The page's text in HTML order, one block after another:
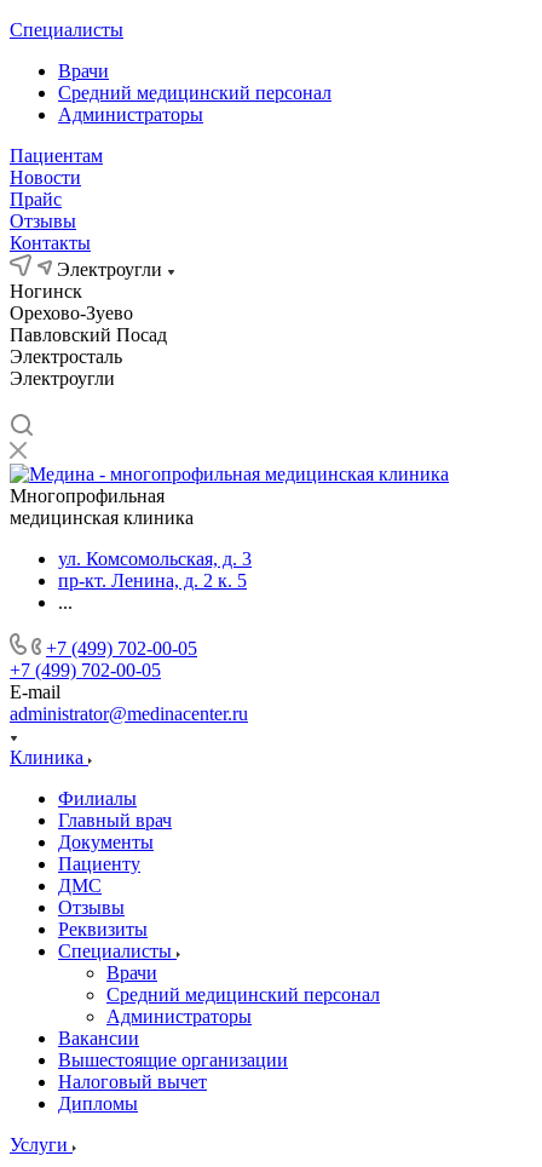
Специалисты
Врачи
Средний медицинский персонал
Администраторы
Пациентам
Новости
Прайс
Отзывы
Контакты
Электроугли
Ногинск
Орехово-Зуево
Павловский Посад
Электросталь
Электроугли
Многопрофильная
медицинская клиника
ул. Комсомольская, д. 3
пр-кт. Ленина, д. 2 к. 5
...
+7 (499) 702-00-05
+7 (499) 702-00-05
E-mail
administrator@medinacenter.ru
Клиника
Филиалы
Главный врач
Документы
Пациенту
ДМС
Отзывы
Реквизиты
Специалисты
Врачи
Средний медицинский персонал
Администраторы
Вакансии
Вышестоящие организации
Налоговый вычет
Дипломы
Услуги